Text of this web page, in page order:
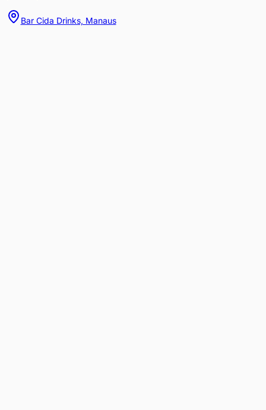
Bar Cida Drinks, Manaus